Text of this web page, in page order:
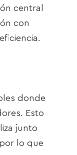
central
con
donde
Esto
junto
lo que